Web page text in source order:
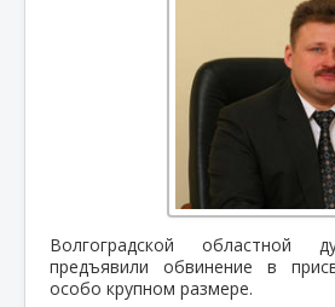
Волгоградской областной
предъявили обвинение в
особо крупном размере.